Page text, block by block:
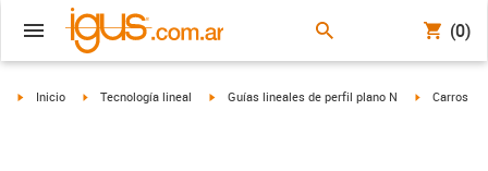
(0)
igus-icon-arrow-right
Inicio igus-icon-arrow-right
Tecnología lineal igus-icon-arrow-right
Guías lineales de perfil plano N igus-icon-
Carros